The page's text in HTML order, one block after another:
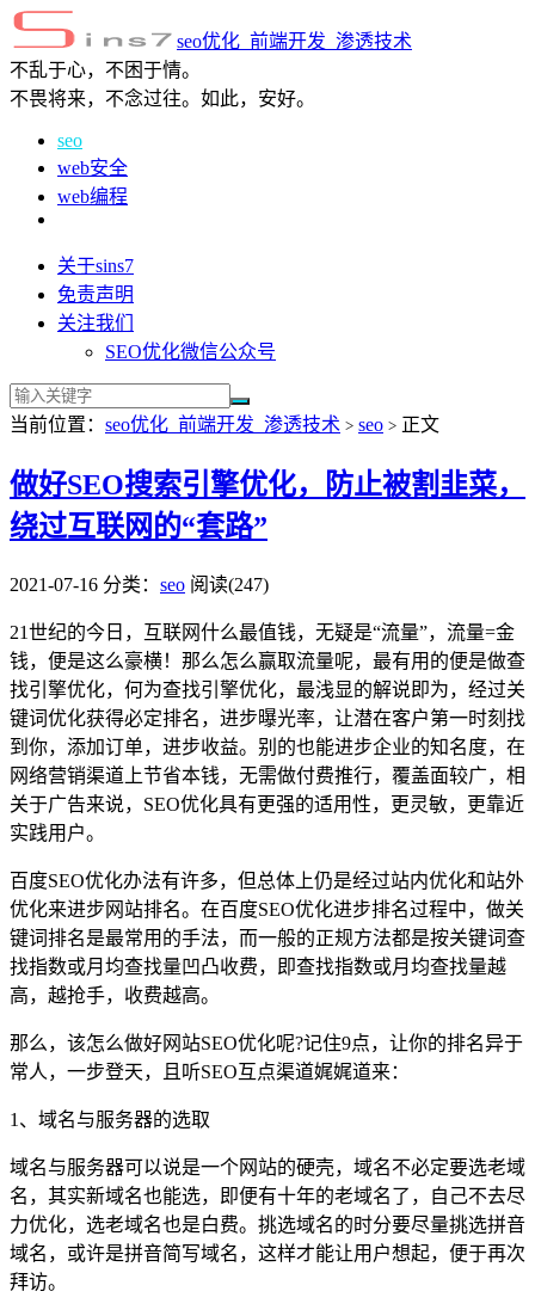
seo优化_前端开发_渗透技术
不乱于心，不困于情。
不畏将来，不念过往。如此，安好。
seo
web安全
web编程
关于sins7
免责声明
关注我们
SEO优化微信公众号
当前位置： seo优化_前端开发_渗透技术 > seo > 正文
做好SEO搜索引擎优化，防止被割韭菜，
绕过互联网的“套路”
2021-07-16 分类： seo 阅读(247)
21世纪的今日，互联网什么最值钱，无疑是“流量”，流量=金
钱，便是这么豪横！那么怎么赢取流量呢，最有用的便是做查
找引擎优化，何为查找引擎优化，最浅显的解说即为，经过关
键词优化获得必定排名，进步曝光率，让潜在客户第一时刻找
到你，添加订单，进步收益。别的也能进步企业的知名度，在
网络营销渠道上节省本钱，无需做付费推行，覆盖面较广，相
关于广告来说，SEO优化具有更强的适用性，更灵敏，更靠近
实践用户。
百度SEO优化办法有许多，但总体上仍是经过站内优化和站外
优化来进步网站排名。在百度SEO优化进步排名过程中，做关
键词排名是最常用的手法，而一般的正规方法都是按关键词查
找指数或月均查找量凹凸收费，即查找指数或月均查找量越
高，越抢手，收费越高。
那么，该怎么做好网站SEO优化呢?记住9点，让你的排名异于
常人，一步登天，且听SEO互点渠道娓娓道来：
1、域名与服务器的选取
域名与服务器可以说是一个网站的硬壳，域名不必定要选老域
名，其实新域名也能选，即便有十年的老域名了，自己不去尽
力优化，选老域名也是白费。挑选域名的时分要尽量挑选拼音
域名，或许是拼音简写域名，这样才能让用户想起，便于再次
拜访。